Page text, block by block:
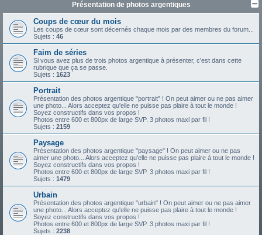
Présentation de photos argentiques
Coups de cœur du mois
Les coups de cœur sont décernés chaque mois par des membres du forum...
Sujets : 46
Faim de séries
Si vous avez plus de trois photos argentique à présenter, c'est dans cette
rubrique que ça se passe.
Sujets : 1623
Portrait
Présentation des photos argentique "portrait" ! On peut aimer ou ne pas aimer
une photo... Alors acceptez qu'elle ne puisse pas plaire à tout le monde !
Soyez constructifs dans vos propos !
Photos entre 600 et 800px de large SVP. 3 photos maxi par fil !
Sujets : 2159
Paysage
Présentation des photos argentique "paysage" ! On peut aimer ou ne pas
aimer une photo... Alors acceptez qu'elle ne puisse pas plaire à tout le monde !
Soyez constructifs dans vos propos !
Photos entre 600 et 800px de large SVP. 3 photos maxi par fil !
Sujets : 1479
Urbain
Présentation des photos argentique "urbain" ! On peut aimer ou ne pas aimer
une photo... Alors acceptez qu'elle ne puisse pas plaire à tout le monde !
Soyez constructifs dans vos propos !
Photos entre 600 et 800px de large SVP. 3 photos maxi par fil !
Sujets : 2238